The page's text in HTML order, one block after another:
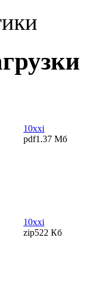
10xxi
pdf1.37 Мб
10xxi
zip522 Кб